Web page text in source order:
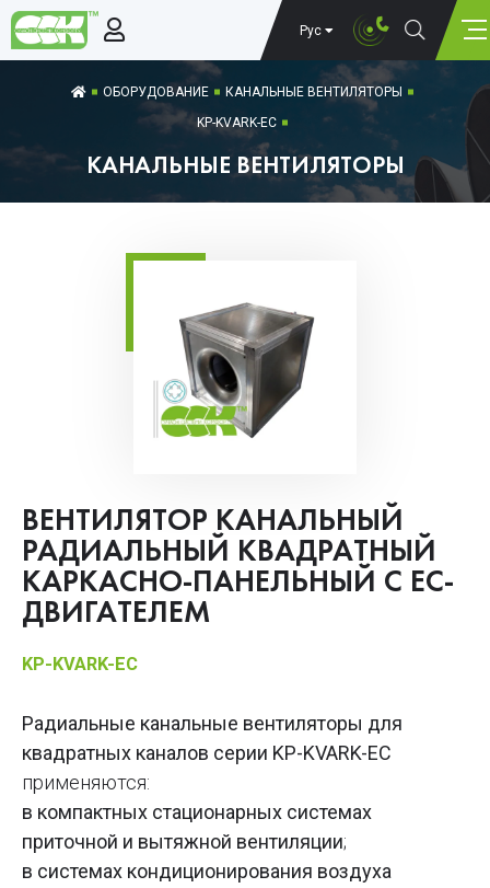
Рус
ОБОРУДОВАНИЕ
КАНАЛЬНЫЕ ВЕНТИЛЯТОРЫ
KP-KVARK-EC
КАНАЛЬНЫЕ ВЕНТИЛЯТОРЫ
ВЕНТИЛЯТОР КАНАЛЬНЫЙ
РАДИАЛЬНЫЙ КВАДРАТНЫЙ
КАРКАСНО-ПАНЕЛЬНЫЙ С ЕС-
ДВИГАТЕЛЕМ
KP-KVARK-EC
Радиальные канальные вентиляторы для
квадратных каналов серии KP-KVARK-EC
применяются:
в компактных стационарных системах
приточной и вытяжной вентиляции;
в системах кондиционирования воздуха